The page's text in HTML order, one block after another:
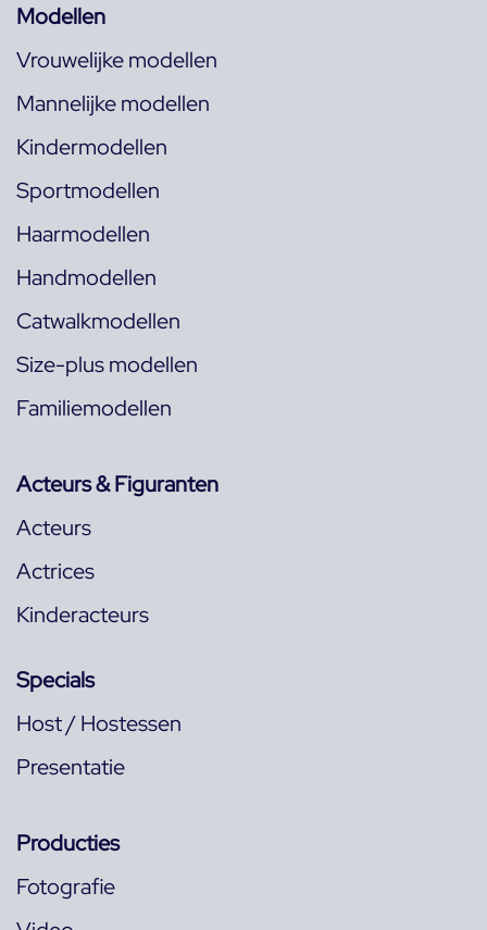
Modellen
Vrouwelijke modellen
Mannelijke modellen
Kindermodellen
Sportmodellen
Haarmodellen
Handmodellen
Catwalkmodellen
Size-plus modellen
Familiemodellen
Acteurs & Figuranten
Acteurs
Actrices
Kinderacteurs
Specials
Host / Hostessen
Presentatie
Producties
Fotografie